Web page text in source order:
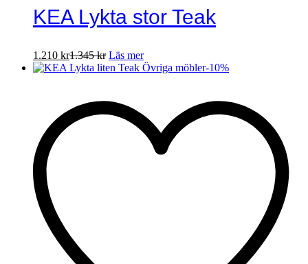
KEA Lykta stor Teak
1.210 kr1.345kr Läs mer
-10%